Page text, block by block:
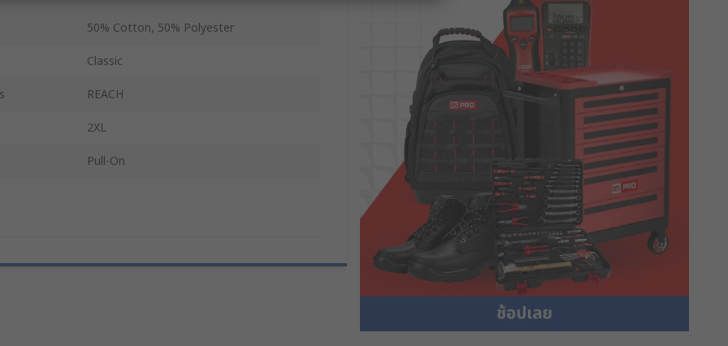
50% Cotton, 50% Polyester
Classic
REACH
2XL
Pull-On